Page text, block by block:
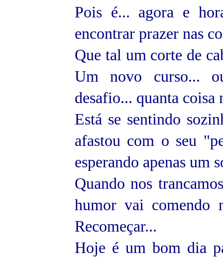
Pois é... agora e
encontrar prazer nas
Que tal um corte de
Um novo curso...
desafio... quanta coisa
Está se sentindo
afastou com o seu
esperando apenas um
Quando nos
humor vai comendo
Recomeçar...
Hoje é um bom dia